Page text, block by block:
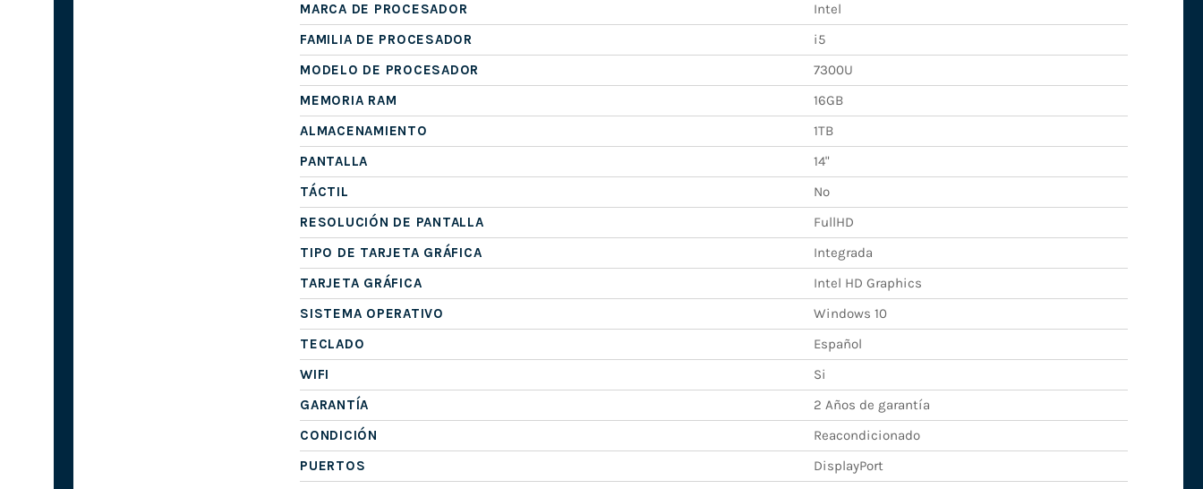
MARCA DE PROCESADOR
Intel
FAMILIA DE PROCESADOR
i5
MODELO DE PROCESADOR
7300U
MEMORIA RAM
16GB
ALMACENAMIENTO
1TB
PANTALLA
14"
TÁCTIL
No
RESOLUCIÓN DE PANTALLA
FullHD
TIPO DE TARJETA GRÁFICA
Integrada
TARJETA GRÁFICA
Intel HD Graphics
SISTEMA OPERATIVO
Windows 10
TECLADO
Español
WIFI
Si
GARANTÍA
2 Años de garantía
CONDICIÓN
Reacondicionado
PUERTOS
DisplayPort